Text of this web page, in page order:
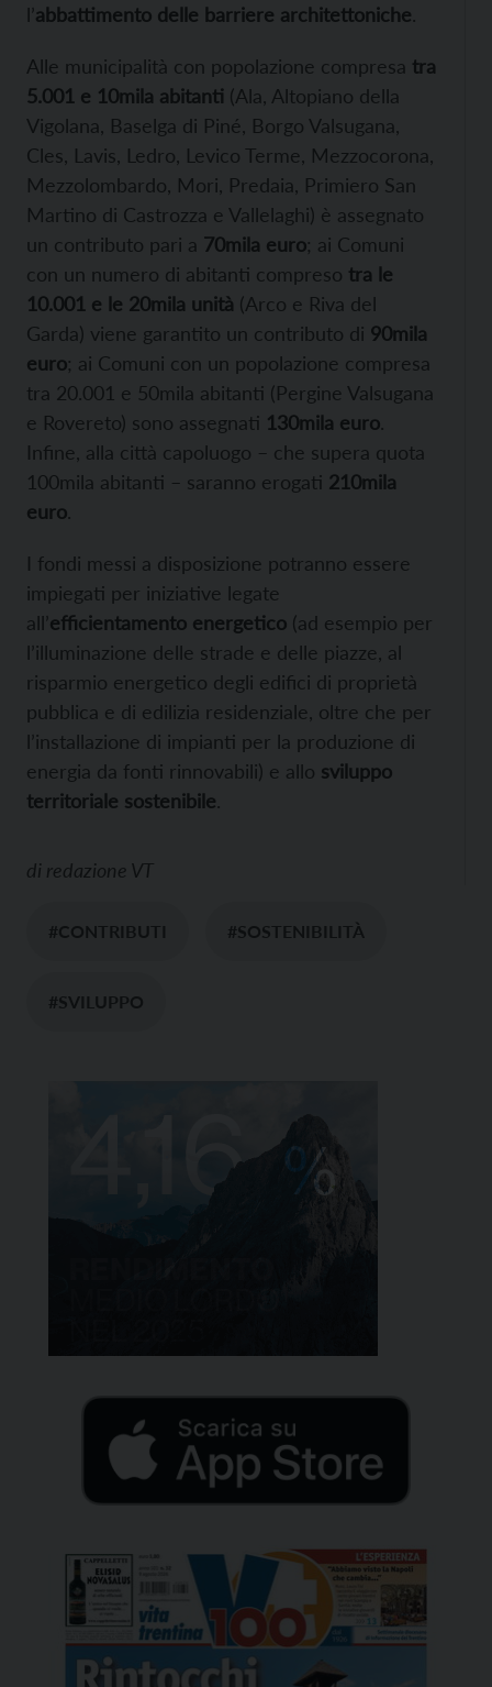
l’abbattimento delle barriere architettoniche.
Alle municipalità con popolazione compresa tra
5.001 e 10mila abitanti (Ala, Altopiano della
Vigolana, Baselga di Piné, Borgo Valsugana,
Cles, Lavis, Ledro, Levico Terme, Mezzocorona,
Mezzolombardo, Mori, Predaia, Primiero San
Martino di Castrozza e Vallelaghi) è assegnato
un contributo pari a 70mila euro; ai Comuni
con un numero di abitanti compreso tra le
10.001 e le 20mila unità (Arco e Riva del
Garda) viene garantito un contributo di 90mila
euro; ai Comuni con un popolazione compresa
tra 20.001 e 50mila abitanti (Pergine Valsugana
e Rovereto) sono assegnati 130mila euro.
Infine, alla città capoluogo – che supera quota
100mila abitanti – saranno erogati 210mila
euro.
I fondi messi a disposizione potranno essere
impiegati per iniziative legate
all’efficientamento energetico (ad esempio per
l’illuminazione delle strade e delle piazze, al
risparmio energetico degli edifici di proprietà
pubblica e di edilizia residenziale, oltre che per
l’installazione di impianti per la produzione di
energia da fonti rinnovabili) e allo sviluppo
territoriale sostenibile.
di redazione VT
#CONTRIBUTI #SOSTENIBILITÀ
#SVILUPPO